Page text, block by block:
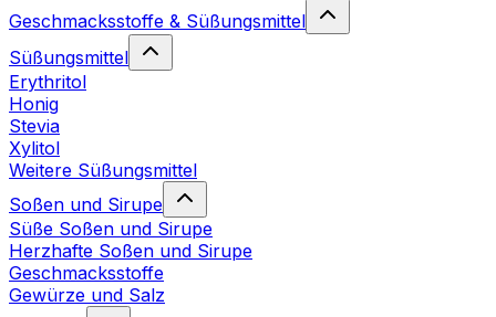
Geschmacksstoffe & Süßungsmittel
Süßungsmittel
Erythritol
Honig
Stevia
Xylitol
Weitere Süßungsmittel
Soßen und Sirupe
Süße Soßen und Sirupe
Herzhafte Soßen und Sirupe
Geschmacksstoffe
Gewürze und Salz